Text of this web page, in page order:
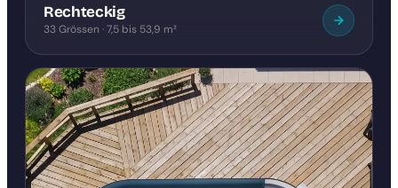
Rechteckig
33 Grössen · 7,5 bis 53,9 m²